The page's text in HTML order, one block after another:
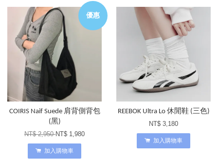
優惠
COIRIS Naif Suede 肩背側背包
(黑)
NT$ 2,950NT$ 1,980
加入購物車
REEBOK Ultra Lo 休閒鞋 (三色)
NT$ 3,180
加入購物車